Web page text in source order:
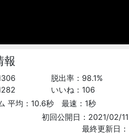
報
脱出率： 98.1%
いいね： 106
平均：10.6秒 最速：1秒
初回公開日：2021/02/11
最終更新日：